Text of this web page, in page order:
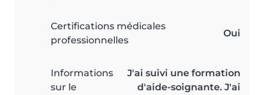
Certifications médicales
professionnelles
Oui
Informations
sur le
J'ai suivi une formation
d'aide-soignante. J'ai